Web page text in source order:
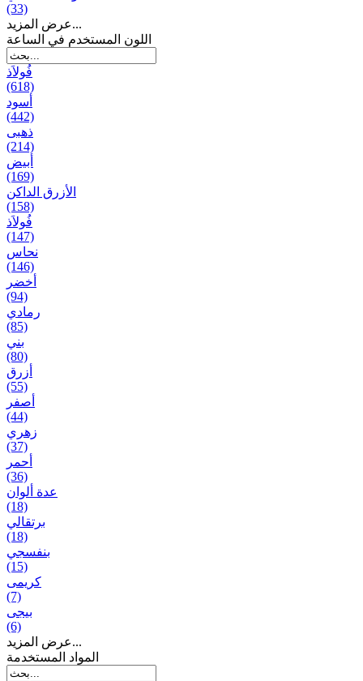
(33)
عرض المزيد...
اللون المستخدم في الساعة
فُولاَذ
(618)
أسود
(442)
ذهبی
(214)
أبيض
(169)
الأزرق الداكن
(158)
فُولاَذ
(147)
نحاس
(146)
أخضر
(94)
رمادي
(85)
بني
(80)
أزرق
(55)
أصفر
(44)
زهري
(37)
أحمر
(36)
عدة ألوان
(18)
برتقالي
(18)
بنفسجي
(15)
کریمی
(7)
بيجی
(6)
عرض المزيد...
المواد المستخدمة